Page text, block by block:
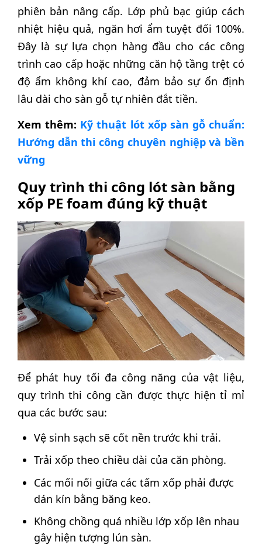
phiên bản nâng cấp. Lớp phủ bạc giúp cách
nhiệt hiệu quả, ngăn hơi ẩm tuyệt đối 100%.
Đây là sự lựa chọn hàng đầu cho các công
trình cao cấp hoặc những căn hộ tầng trệt có
độ ẩm không khí cao, đảm bảo sự ổn định
lâu dài cho sàn gỗ tự nhiên đắt tiền.
Xem thêm: Kỹ thuật lót xốp sàn gỗ chuẩn:
Hướng dẫn thi công chuyên nghiệp và bền
vững
Quy trình thi công lót sàn bằng
xốp PE foam đúng kỹ thuật
Để phát huy tối đa công năng của vật liệu,
quy trình thi công cần được thực hiện tỉ mỉ
qua các bước sau:
Vệ sinh sạch sẽ cốt nền trước khi trải.
Trải xốp theo chiều dài của căn phòng.
Các mối nối giữa các tấm xốp phải được
dán kín bằng băng keo.
Không chồng quá nhiều lớp xốp lên nhau
gây hiện tượng lún sàn.